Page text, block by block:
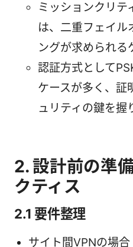
ミッションクリテ
は、二重フェイル
ングが求められる
認証方式として
ケースが多く、証
ュリティの鍵を握
2. 設計前の準
クティス
2.1 要件整理
サイト間VPNの場合